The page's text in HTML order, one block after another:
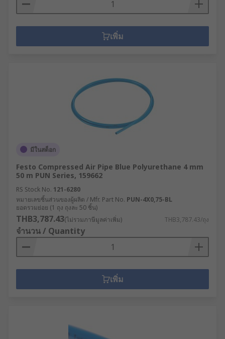
เพิ่ม
มีในสต็อก
Festo Compressed Air Pipe Blue Polyurethane 4 mm
50 m PUN Series, 159662
RS Stock No. 121-6280
หมายเลขชิ้นส่วนของผู้ผลิต / Mfr. Part No. PUN-4X0,75-BL
ยอดรวมย่อย (1 ถุง ถุงละ 50 ชิ้น)
THB3,787.43(ไม่รวมภาษีมูลค่าเพิ่ม) THB3,787.43/ถุง
จำนวน / Quantity
เพิ่ม